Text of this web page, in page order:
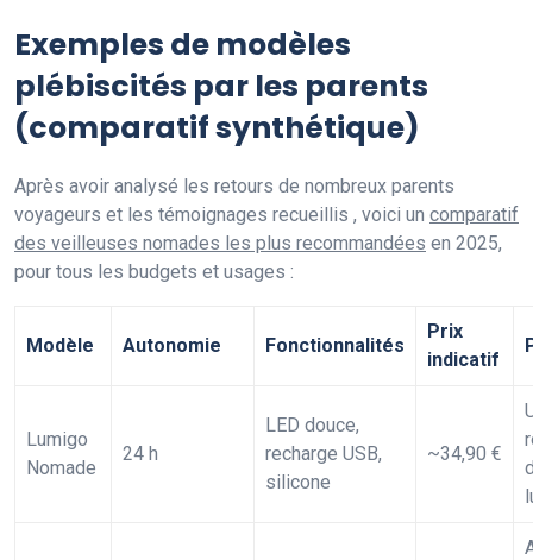
Exemples de modèles
plébiscités par les parents
(comparatif synthétique)
Après avoir analysé les retours de nombreux parents
voyageurs et les témoignages recueillis , voici un comparatif
des veilleuses nomades les plus recommandées en 2025,
pour tous les budgets et usages :
Modèle Autonomie Fonctionnalités
Prix
indicatif
Lumigo
Nomade
24 h
LED douce,
recharge USB,
silicone
~34,90 €